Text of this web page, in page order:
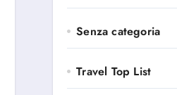
Senza categoria
Travel Top List